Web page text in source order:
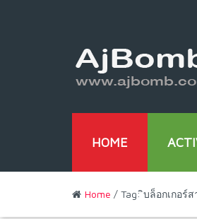
HOME
Home / Tag: ิบล็อกเกอร์ส